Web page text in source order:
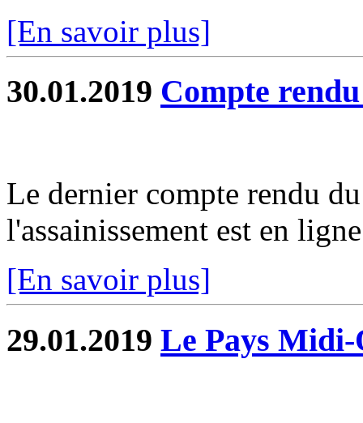
[En savoir plus]
30.01.2019 Compte
Le dernier compte rendu
l'assainissement est en
[En savoir plus]
29.01.2019 Le Pays Midi-